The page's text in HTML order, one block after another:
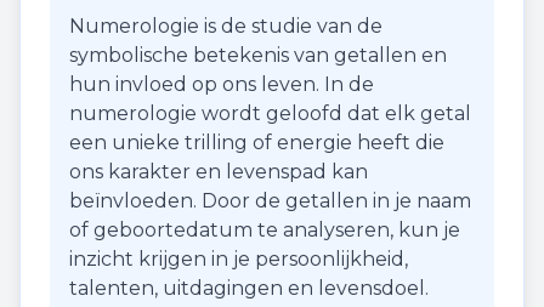
Numerologie is de studie van de
symbolische betekenis van getallen en
hun invloed op ons leven. In de
numerologie wordt geloofd dat elk getal
een unieke trilling of energie heeft die
ons karakter en levenspad kan
beïnvloeden. Door de getallen in je naam
of geboortedatum te analyseren, kun je
inzicht krijgen in je persoonlijkheid,
talenten, uitdagingen en levensdoel.